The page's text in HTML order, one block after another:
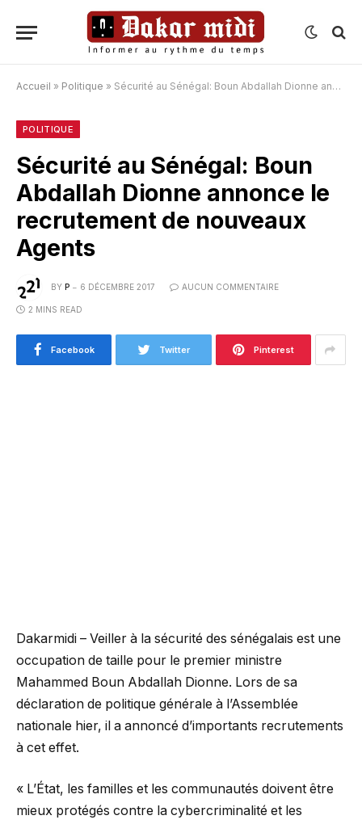
Accueil » Politique » Sécurité au Sénégal: Boun Abdallah Dionne annonce le recrutement de nouveaux Agents
POLITIQUE
Sécurité au Sénégal: Boun
Abdallah Dionne annonce le
recrutement de nouveaux
Agents
BY P 6 DÉCEMBRE 2017 AUCUN COMMENTAIRE
2 MINS READ
Facebook Twitter Pinterest
Dakarmidi – Veiller à la sécurité des sénégalais est une
occupation de taille pour le premier ministre
Mahammed Boun Abdallah Dionne. Lors de sa
déclaration de politique générale à l’Assemblée
nationale hier, il a annoncé d’importants recrutements
à cet effet.
« L’État, les familles et les communautés doivent être
mieux protégés contre la cybercriminalité et les